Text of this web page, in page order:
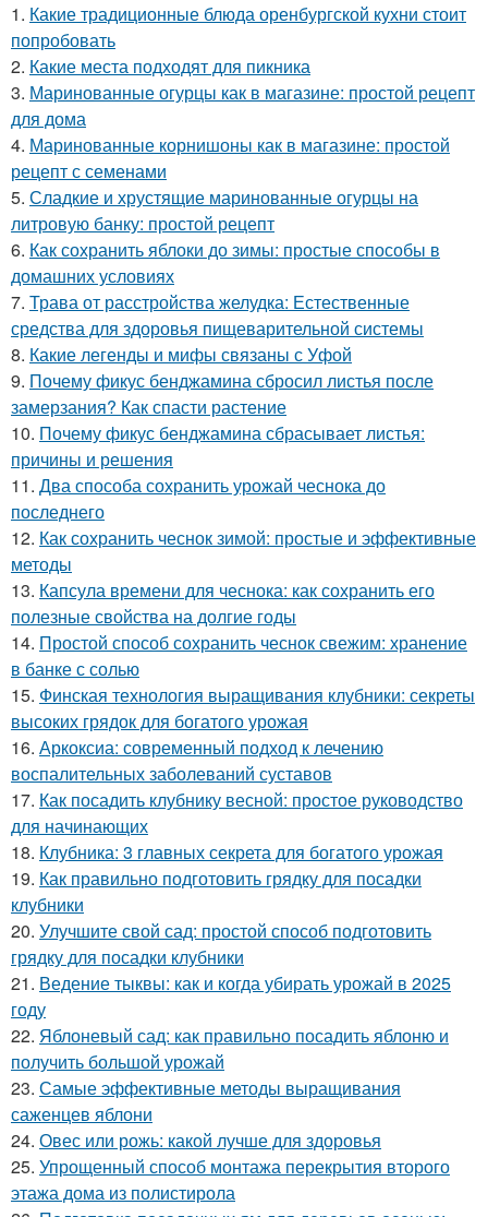
1. Какие традиционные блюда оренбургской кухни стоит
попробовать
2. Какие места подходят для пикника
3. Маринованные огурцы как в магазине: простой рецепт
для дома
4. Маринованные корнишоны как в магазине: простой
рецепт с семенами
5. Сладкие и хрустящие маринованные огурцы на
литровую банку: простой рецепт
6. Как сохранить яблоки до зимы: простые способы в
домашних условиях
7. Трава от расстройства желудка: Естественные
средства для здоровья пищеварительной системы
8. Какие легенды и мифы связаны с Уфой
9. Почему фикус бенджамина сбросил листья после
замерзания? Как спасти растение
10. Почему фикус бенджамина сбрасывает листья:
причины и решения
11. Два способа сохранить урожай чеснока до
последнего
12. Как сохранить чеснок зимой: простые и эффективные
методы
13. Капсула времени для чеснока: как сохранить его
полезные свойства на долгие годы
14. Простой способ сохранить чеснок свежим: хранение
в банке с солью
15. Финская технология выращивания клубники: секреты
высоких грядок для богатого урожая
16. Аркоксиа: современный подход к лечению
воспалительных заболеваний суставов
17. Как посадить клубнику весной: простое руководство
для начинающих
18. Клубника: 3 главных секрета для богатого урожая
19. Как правильно подготовить грядку для посадки
клубники
20. Улучшите свой сад: простой способ подготовить
грядку для посадки клубники
21. Ведение тыквы: как и когда убирать урожай в 2025
году
22. Яблоневый сад: как правильно посадить яблоню и
получить большой урожай
23. Самые эффективные методы выращивания
саженцев яблони
24. Овес или рожь: какой лучше для здоровья
25. Упрощенный способ монтажа перекрытия второго
этажа дома из полистирола